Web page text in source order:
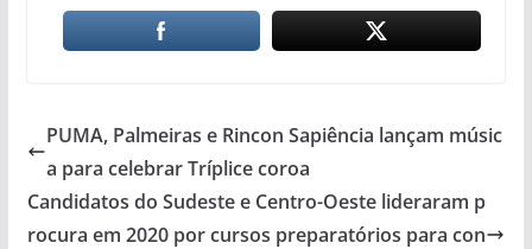
PUMA, Palmeiras e Rincon Sapiência lançam músic
a para celebrar Tríplice coroa
Candidatos do Sudeste e Centro-Oeste lideraram p
rocura em 2020 por cursos preparatórios para con